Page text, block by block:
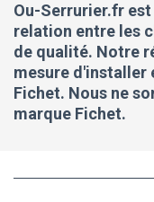
Ou-Serrurier.fr
relation entre les
de qualité. Notre
mesure d'installer
Fichet. Nous ne
marque Fichet.